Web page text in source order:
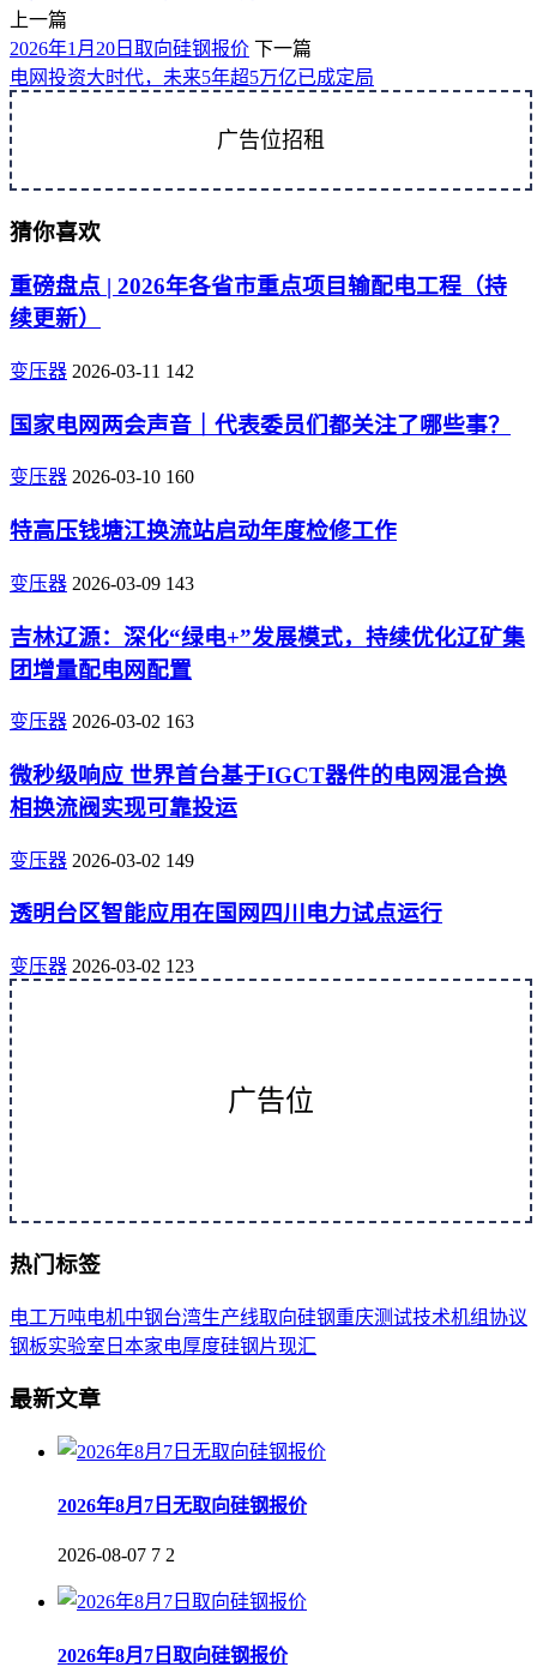
上一篇
2026年1月20日取向硅钢报价 下一篇
电网投资大时代，未来5年超5万亿已成定局
广告位招租
猜你喜欢
重磅盘点 | 2026年各省市重点项目输配电工程（持
续更新）
变压器 2026-03-11 142
国家电网两会声音｜代表委员们都关注了哪些事？
变压器 2026-03-10 160
特高压钱塘江换流站启动年度检修工作
变压器 2026-03-09 143
吉林辽源：深化“绿电+”发展模式，持续优化辽矿集
团增量配电网配置
变压器 2026-03-02 163
微秒级响应 世界首台基于IGCT器件的电网混合换
相换流阀实现可靠投运
变压器 2026-03-02 149
透明台区智能应用在国网四川电力试点运行
变压器 2026-03-02 123
广告位
热门标签
电工万吨电机中钢台湾生产线取向硅钢重庆测试技术机组协议
钢板实验室 日本家电厚度硅钢片现汇
最新文章
2026年8月7日无取向硅钢报价
2026-08-07 7 2
2026年8月7日取向硅钢报价